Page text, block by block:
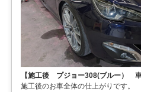
【施工後 プジョー308(ブルー） 車
施工後のお車全体の仕上がりです。